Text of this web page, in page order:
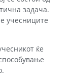
задача.
учесниците
ќе